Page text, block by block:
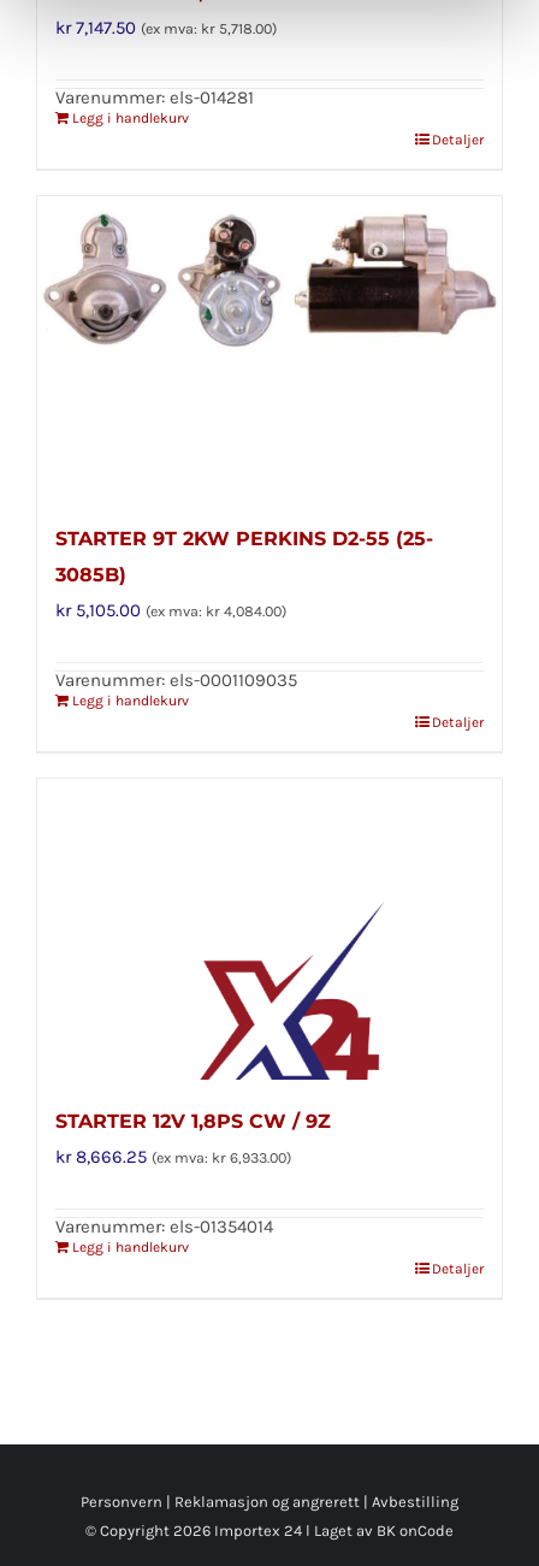
kr7,147.50 (ex mva: kr 5,718.00)
Varenummer: els-014281
Legg i handlekurv
Detaljer
STARTER 9T 2KW PERKINS D2-55 (25-
3085B)
kr5,105.00 (ex mva: kr 4,084.00)
Varenummer: els-0001109035
Legg i handlekurv
Detaljer
STARTER 12V 1,8PS CW / 9Z
kr8,666.25 (ex mva: kr 6,933.00)
Varenummer: els-01354014
Legg i handlekurv
Detaljer
Personvern | Reklamasjon og angrerett | Avbestilling
© Copyright 2026 Importex 24 l Laget av BK onCode